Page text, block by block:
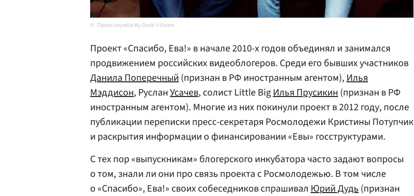
Пресс-служба My Duck's Vision
Проект «Спасибо, Ева!» в начале 2010-х годов объединял и занимался
продвижением российских видеоблогеров. Среди его бывших участников
Данила Поперечный(признан в РФ иностранным агентом),Илья
Мэддисон, РусланУсачев, солист Little BigИлья Прусикин(признан в РФ
иностранным агентом). Многие из них покинули проект в 2012 году, после
публикации переписки пресс-секретаря Росмолодежи Кристины Потупчик
и раскрытия информации о финансировании «Евы» госструктурами.
С тех пор «выпускникам» блогерского инкубатора часто задают вопросы
о том, знали ли они про связь проекта с Росмолодежью. В том числе
о «Спасибо», Ева!» своих собеседников спрашивал Юрий Дудь(признан